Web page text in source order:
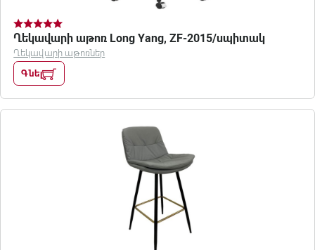
Ղեկավարի աթոռ Long Yang, ZF-2015/սպիտակ
Ղեկավարի աթոռներ
Գնել